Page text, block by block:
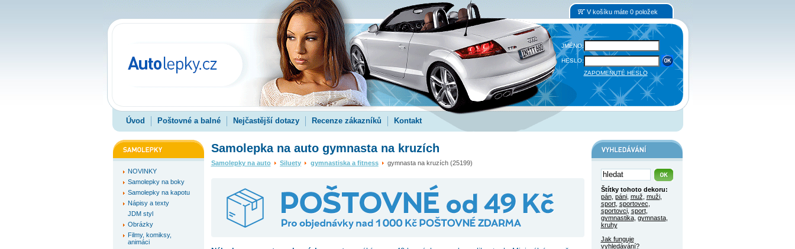
V košíku máte 0 položek
JMÉNO:
HESLO:
ZAPOMENUTÉ HESLO
Úvod Poštovné a balné Nejčastější dotazy Recenze zákazníků Kontakt
NOVINKY
Samolepky na boky
Samolepky na kapotu
Nápisy a texty
JDM styl
Obrázky
Filmy, komiksy,
animáci
Samolepka na auto gymnasta na kruzích
Samolepky na auto Siluety gymnastiska a fitness gymnasta na kruzích (25199)
Štítky tohoto dekoru:
pán, páni, muž muži,
sport, sportovec
sportovci, sport,
gymnastika, gymnasta,
kruhy
Jak funguje
vyhledávání?